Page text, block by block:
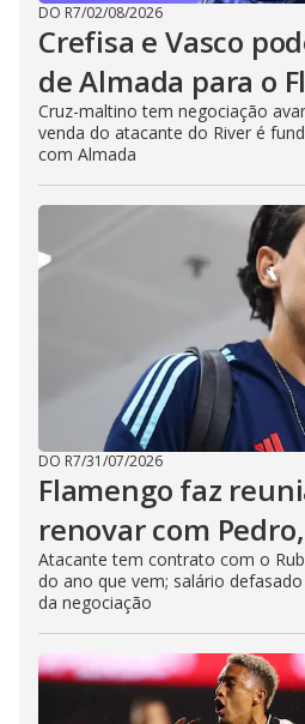
DO R7/02/08/2026
Crefisa e Vasco
de Almada para o
Cruz-maltino tem negociação
venda do atacante do River é
com Almada
DO R7/31/07/2026
Flamengo faz
renovar com
Atacante tem contrato com o
do ano que vem; salário
da negociação